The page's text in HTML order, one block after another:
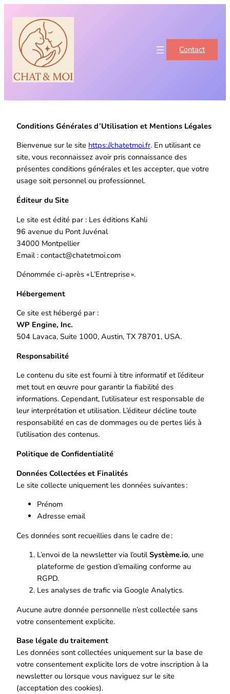
Contact
Conditions Générales d’Utilisation et Mentions Légales
Bienvenue sur le site https://chatetmoi.fr. En utilisant ce
site, vous reconnaissez avoir pris connaissance des
présentes conditions générales et les accepter, que votre
usage soit personnel ou professionnel.
Éditeur du Site
Le site est édité par : Les éditions Kahli
96 avenue du Pont Juvénal
34000 Montpellier
Email : contact@chatetmoi.com
Dénommée ci-après « L’Entreprise ».
Hébergement
Ce site est hébergé par :
WP Engine, Inc.
504 Lavaca, Suite 1000, Austin, TX 78701, USA.
Responsabilité
Le contenu du site est fourni à titre informatif et l’éditeur
met tout en œuvre pour garantir la fiabilité des
informations. Cependant, l’utilisateur est responsable de
leur interprétation et utilisation. L’éditeur décline toute
responsabilité en cas de dommages ou de pertes liés à
l’utilisation des contenus.
Politique de Confidentialité
Données Collectées et Finalités
Le site collecte uniquement les données suivantes :
Prénom
Adresse email
Ces données sont recueillies dans le cadre de :
L’envoi de la newsletter via l’outilSystème.io, une
plateforme de gestion d’emailing conforme au
RGPD.
Les analyses de trafic via Google Analytics.
Aucune autre donnée personnelle n’est collectée sans
votre consentement explicite.
Base légale du traitement
Les données sont collectées uniquement sur la base de
votre consentement explicite lors de votre inscription à la
newsletter ou lorsque vous naviguez sur le site
(acceptation des cookies).